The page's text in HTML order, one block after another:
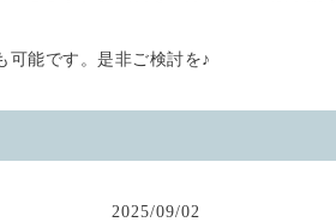
可能です。是非ご検討を♪
2025/09/02